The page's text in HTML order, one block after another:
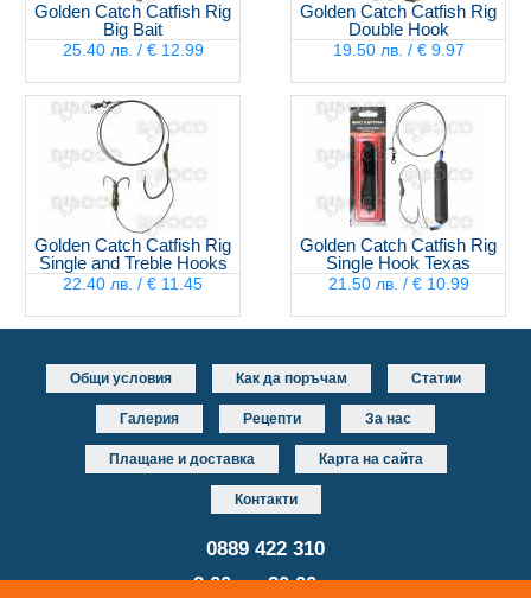
Golden Catch Catfish Rig
Big Bait
25.40 лв. / € 12.99
Golden Catch Catfish Rig
Double Hook
19.50 лв. / € 9.97
Golden Catch Catfish Rig
Single and Treble Hooks
22.40 лв. / € 11.45
Golden Catch Catfish Rig
Single Hook Texas
21.50 лв. / € 10.99
Общи условия Как да поръчам Статии
Галерия Рецепти За нас
Плащане и доставка Карта на сайта
Контакти
0889 422 310
от 8.00 до 20.00 часа